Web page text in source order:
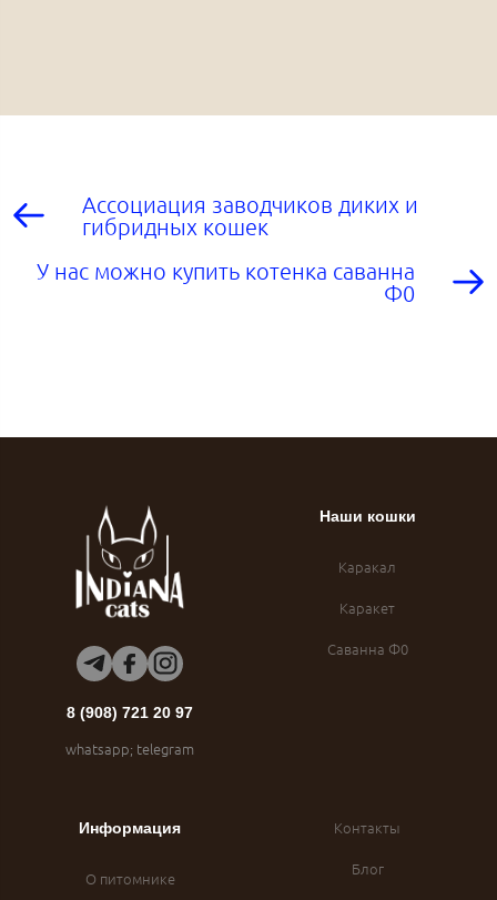
Ассоциация заводчиков диких и
гибридных кошек
У нас можно купить котенка саванна
Ф0
8 (908) 721 20 97
whatsapp; telegram
Наши кошки
Каракал
Каракет
Саванна Ф0
Информация
О питомнике
Контакты
Блог